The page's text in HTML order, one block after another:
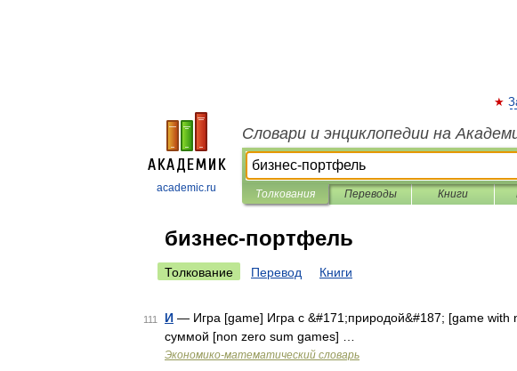
academic.ru
Словари и энциклопедии на
Толкования Переводы Книги
бизнес-портфель
Толкование Перевод Книги
111 И — Игра [game] Игра с &#171;природой&#187; [game with
суммой [non zero sum games] …
Экономико-математический словарь